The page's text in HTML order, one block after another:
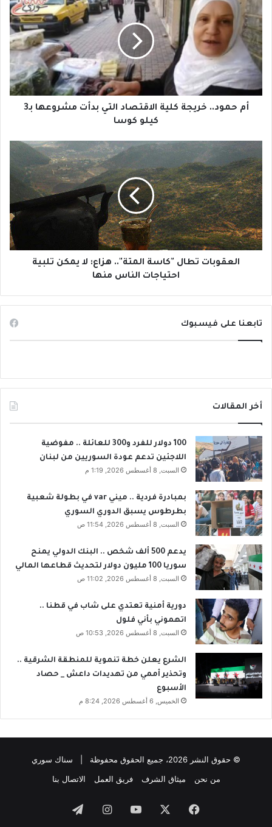
م
ح
م
و
د
.
خ
ك
ل
ي
ة
ا
ل
ا
ق
د
ل
أ
ت
ش
ر
و
ع
ه
ا
ب
ـ
3
ي
ل
و
ك
و
س
أم حمود.. خريجة كلية الاقتصاد التي بدأت مشروعها بـ3
كيلو كوسا
ل
ع
ق
و
ب
ا
ت
ت
ا
س
ل
م
ت
"
.
.
ه
ز
ا
ع
:
ل
ا
ي
م
ك
ت
ي
ا
ح
ت
ا
العقوبات تطال "كاسة المتة".. هزاع: لا يمكن تلبية
احتياجات الناس منها
تابعنا على فيسبوك
أخر المقالات
100 دولار للفرد و300 للعائلة .. مفوضية
اللاجئين تدعم عودة السوريين من لبنان
السبت, 8 أغسطس 2026, 1:19 م
بمبادرة فردية .. ميني var في بطولة شعبية
بطرطوس يسبق الدوري السوري
السبت, 8 أغسطس 2026, 11:54 ص
يدعم 500 ألف شخص .. البنك الدولي يمنح
سوريا 100 مليون دولار لتحديث قطاعها المالي
السبت, 8 أغسطس 2026, 11:02 ص
دورية أمنية تعتدي على شاب في قطنا ..
اتهموني بأني فلول
السبت, 8 أغسطس 2026, 10:53 ص
الشرع يعلن خطة تنموية للمنطقة الشرقية ..
وتحذير أممي من تهديدات داعش _ حصاد
الأسبوع
الخميس, 6 أغسطس 2026, 8:24 م
© حقوق النشر 2026، جميع الحقوق محفوظة | سناك سوري
من نحن
ميثاق الشرف فريق العمل الاتصال بنا
فيسبوك ‫YouTubeانستقرام